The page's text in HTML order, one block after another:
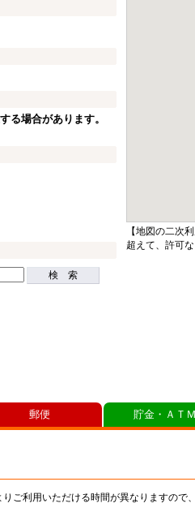
る場合があります。
検 索
【地図の二次
超えて、許可
ご利用いただける時間が異なりますので
郵便 貯金・ＡＴ